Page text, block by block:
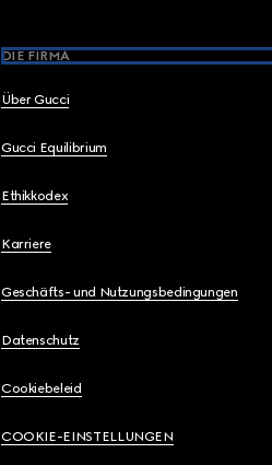
DIE FIRMA
Über Gucci
Gucci Equilibrium
Ethikkodex
Karriere
Geschäfts- und Nutzungsbedingungen
Datenschutz
Cookiebeleid
COOKIE-EINSTELLUNGEN